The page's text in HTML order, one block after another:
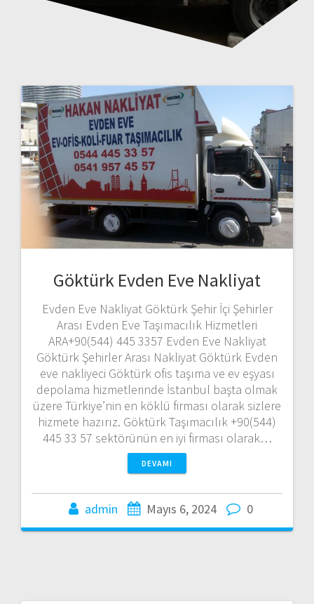
Göktürk Evden Eve Nakliyat
Evden Eve Nakliyat Göktürk Şehir İçi Şehirler
Arası Evden Eve Taşımacılık Hizmetleri
ARA+90(544) 445 3357 Evden Eve Nakliyat
Göktürk Şehirler Arası Nakliyat Göktürk Evden
eve nakliyeci Göktürk ofis taşıma ve ev eşyası
depolama hizmetlerinde İstanbul başta olmak
üzere Türkiye’nin en köklü firması olarak sizlere
hizmete hazırız. Göktürk Taşımacılık +90(544)
445 33 57 sektörünün en iyi firması olarak…
DEVAMI
admin Mayıs 6, 2024 0